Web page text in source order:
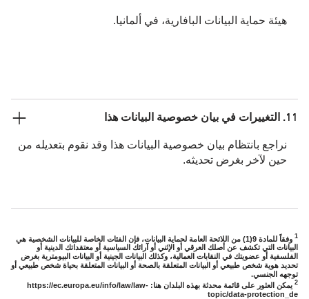
هيئة حماية البيانات البافارية، في ألمانيا.
11. التغييرات في بيان خصوصية البيانات هذا
نراجع بانتظام بيان خصوصية البيانات هذا وقد نقوم بتعديله من
حين لآخر بغرض تحديثه.
1
وفقاً للمادة 9(1) من اللائحة العامة لحماية البيانات، فإن الفئات الخاصة للبيانات الشخصية هي
البيانات التي تكشف عن أصلك العرقي أو الإثني أو آرائك السياسية أو معتقداتك الدينية أو
الفلسفية أو عضويتك في النقابات العمالية، وكذلك البيانات الجينية أو البيانات البيومترية بغرض
تحديد هوية شخص طبيعي أو البيانات المتعلقة بالصحة أو البيانات المتعلقة بحياة شخص طبيعي أو
توجهه الجنسي.
2
يمكن العثور على قائمة محدثة بهذه البلدان هنا: https://ec.europa.eu/info/law/law-
topic/data-protection_de